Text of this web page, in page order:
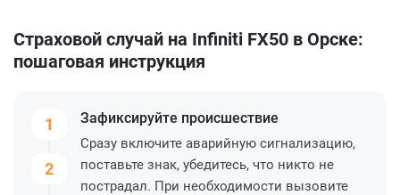
Страховой случай на Infiniti FX50 в Орске:
пошаговая инструкция
1
2
Зафиксируйте происшествие
Сразу включите аварийную сигнализацию,
поставьте знак, убедитесь, что никто не
пострадал. При необходимости вызовите